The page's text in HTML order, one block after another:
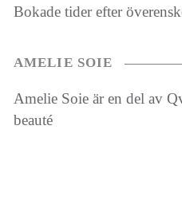
Bokade tider efter
AMELIE SOIE
Amelie Soie är en del av
beauté